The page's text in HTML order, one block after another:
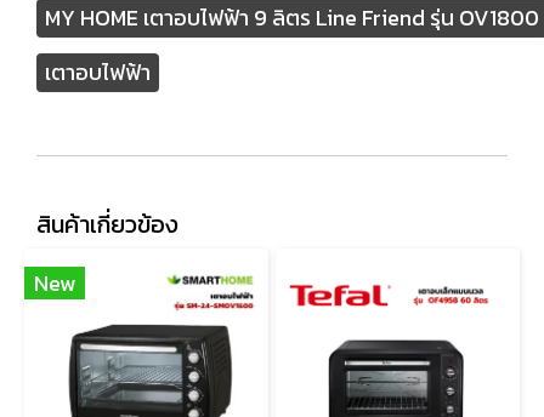
MY HOME เตาอบไฟฟ้า 9 ลิตร Line Friend รุ่น OV1800
เตาอบไฟฟ้า
สินค้าเกี่ยวข้อง
New